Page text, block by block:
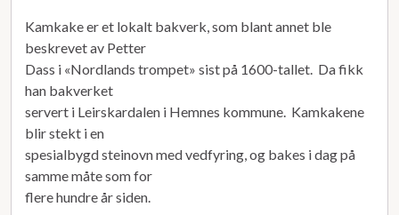
Kamkake er et lokalt bakverk, som blant annet ble
beskrevet av Petter
Dass i «Nordlands trompet» sist på 1600-tallet. Da fikk
han bakverket
servert i Leirskardalen i Hemnes kommune. Kamkakene
blir stekt i en
spesialbygd steinovn med vedfyring, og bakes i dag på
samme måte som for
flere hundre år siden.